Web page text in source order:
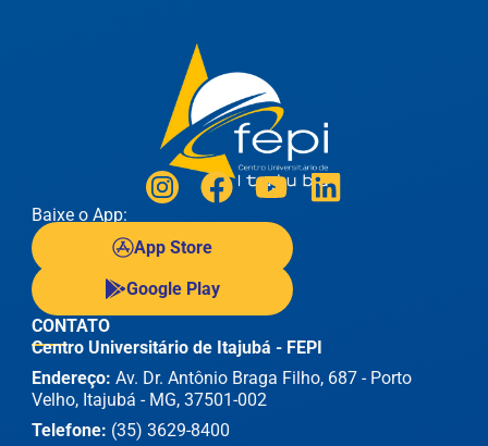
Baixe o App:
App Store
Google Play
CONTATO
Centro Universitário de Itajubá - FEPI
Endereço: Av. Dr. Antônio Braga Filho, 687 - Porto
Velho, Itajubá - MG, 37501-002
Telefone: (35) 3629-8400